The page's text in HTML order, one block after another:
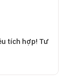
tích hợp! Tư